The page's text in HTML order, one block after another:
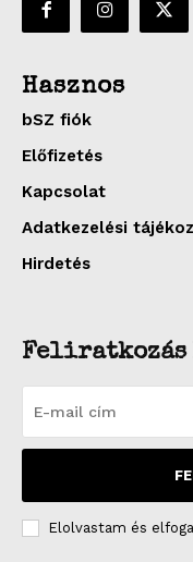
Hasznos
bSZ fiók
Előfizetés
Kapcsolat
Adatkezelési
Hirdetés
Elolvastam és